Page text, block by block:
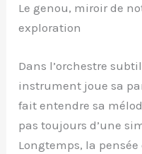
Le genou, miroir de
exploration
Dans l’orchestre
instrument joue sa
fait entendre sa
pas toujours d’une
Longtemps, la